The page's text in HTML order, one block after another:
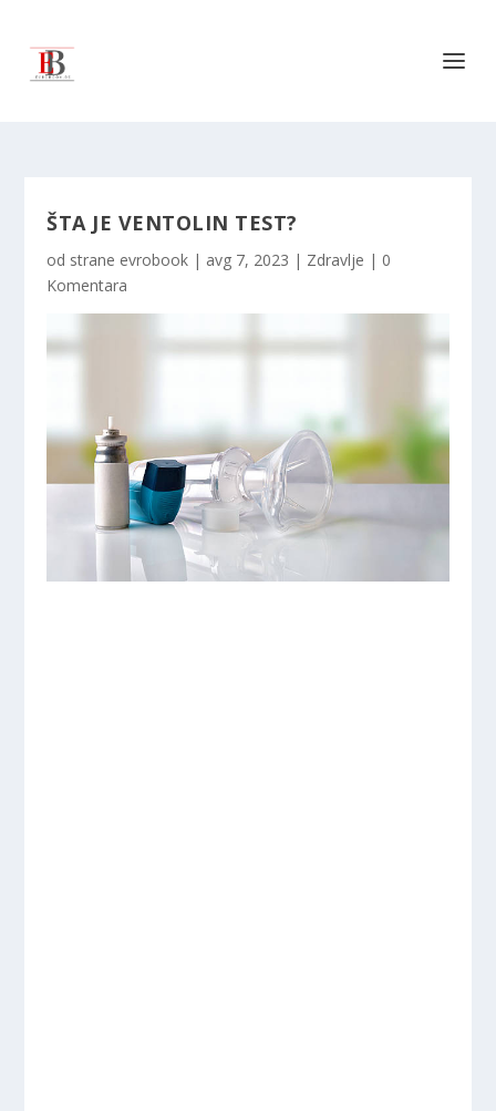
ŠTA JE VENTOLIN TEST?
od strane evrobook | avg 7, 2023 | Zdravlje | 0
Komentara